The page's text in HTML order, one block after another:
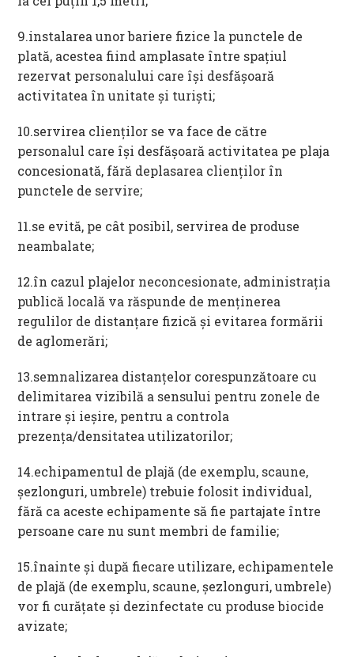
9.instalarea unor bariere fizice la punctele de
plată, acestea fiind amplasate între spațiul
rezervat personalului care își desfășoară
activitatea în unitate și turiști;
10.servirea clienților se va face de către
personalul care își desfășoară activitatea pe plaja
concesionată, fără deplasarea clienților în
punctele de servire;
11.se evită, pe cât posibil, servirea de produse
neambalate;
12.în cazul plajelor neconcesionate, administrația
publică locală va răspunde de menținerea
regulilor de distanțare fizică și evitarea formării
de aglomerări;
13.semnalizarea distanțelor corespunzătoare cu
delimitarea vizibilă a sensului pentru zonele de
intrare și ieșire, pentru a controla
prezența/densitatea utilizatorilor;
14.echipamentul de plajă (de exemplu, scaune,
șezlonguri, umbrele) trebuie folosit individual,
fără ca aceste echipamente să fie partajate între
persoane care nu sunt membri de familie;
15.înainte și după fiecare utilizare, echipamentele
de plajă (de exemplu, scaune, șezlonguri, umbrele)
vor fi curățate și dezinfectate cu produse biocide
avizate;